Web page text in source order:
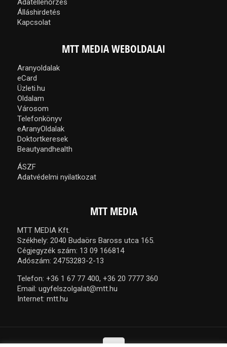
Adatellenőrzés
Álláshirdetés
Kapcsolat
MTT MEDIA WEBOLDALAI
Aranyoldalak
eCard
Üzleti.hu
Oldalam
Városom
Telefonkönyv
eAranyOldalak
Doktortkeresek
Beautyandhealth
ÁSZF
Adatvédelmi nyilatkozat
MTT MEDIA
MTT MEDIA Kft.
Székhely: 2040 Budaörs Baross utca 165.
Cégjegyzék szám: 13 09 166814
Adószám: 24753283-2-13
Telefon: +36 1 67 77 400, +36 20 7777 360
Email: ugyfelszolgalat@mtt.hu
Internet: mtt.hu